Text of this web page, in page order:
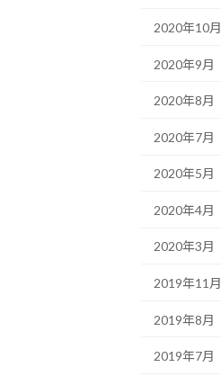
2020年10月
2020年9月
2020年8月
2020年7月
2020年5月
2020年4月
2020年3月
2019年11月
2019年8月
2019年7月